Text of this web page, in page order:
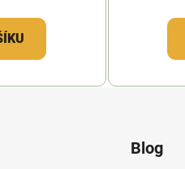
Blog